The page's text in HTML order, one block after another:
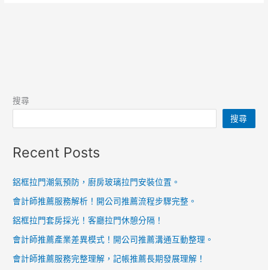
搜尋
搜尋
Recent Posts
鋁框拉門潮氣預防，廚房玻璃拉門安裝位置。
會計師推薦服務解析！開公司推薦流程步驟完整。
鋁框拉門套房採光！客廳拉門休憩分隔！
會計師推薦產業差異模式！開公司推薦溝通互動整理。
會計師推薦服務完整理解，記帳推薦長期發展理解！